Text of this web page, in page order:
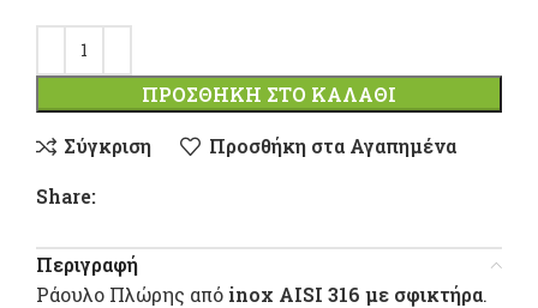
ΠΡΟΣΘΉΚΗ ΣΤΟ ΚΑΛΆΘΙ
Σύγκριση
Προσθήκη στα Αγαπημένα
Share:
Περιγραφή
Ράουλο Πλώρης από inox AISI 316 με σφικτήρα.